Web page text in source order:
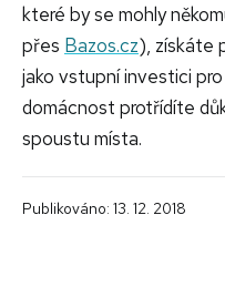
které by se mohly
přes Bazos.cz), získáte
jako vstupní investici
domácnost protřídíte
spoustu místa.
Publikováno: 13. 12. 2018